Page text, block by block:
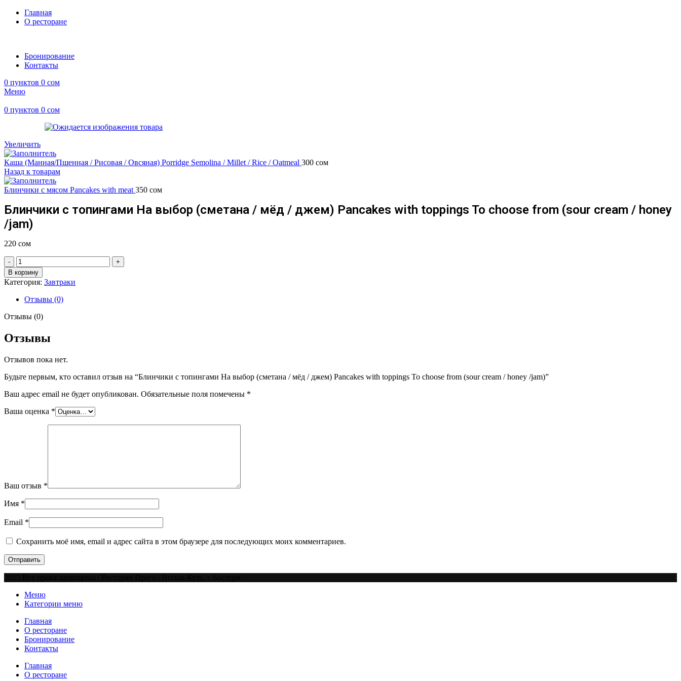
Главная
О ресторане
Бронирование
Контакты
0 пунктов 0 сом
Меню
0 пунктов 0 сом
Увеличить
Каша (Манная/Пшенная / Рисовая / Овсяная) Porridge Semolina / Millet / Rice / Oatmeal 300 сом
Назад к товарам
Блинчики с мясом Pancakes with meat 350 сом
Блинчики с топингами На выбор (сметана / мёд / джем) Pancakes with toppings To choose from (sour cream / honey
/jam)
220 сом
Количество
товара
Блинчики
с
топингами
На
выбор
мёд
джем)
with
To
from
В корзину
Категория: Завтраки
Отзывы (0)
Отзывы (0)
Отзывы
Отзывов пока нет.
Будьте первым, кто оставил отзыв на “Блинчики с топингами На выбор (сметана / мёд / джем) Pancakes with toppings To choose from (sour cream / honey /jam)”
Ваш адрес email не будет опубликован. Обязательные поля помечены *
Ваша оценка *
Ваш отзыв *
Имя *
Email *
Сохранить моё имя, email и адрес сайта в этом браузере для последующих моих комментариев.
Меню
Категории меню
Главная
О ресторане
Бронирование
Контакты
Главная
О ресторане